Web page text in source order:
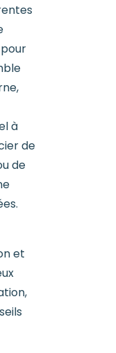
à
de
de
et